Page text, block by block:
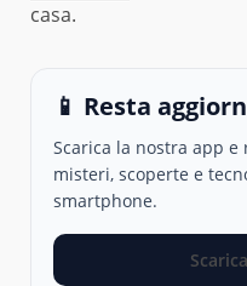
casa.
📱 Resta
Scarica la nostra app
misteri, scoperte e
smartphone.